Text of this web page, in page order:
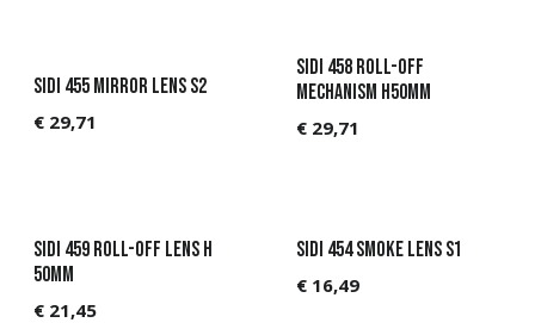
Sidi 455 Mirror Lens S2
€ 29,71
Sidi 458 Roll-Off
Mechanism H50mm
€ 29,71
Sidi 459 Roll-Off Lens H
50mm
€ 21,45
Sidi 454 Smoke Lens S1
€ 16,49